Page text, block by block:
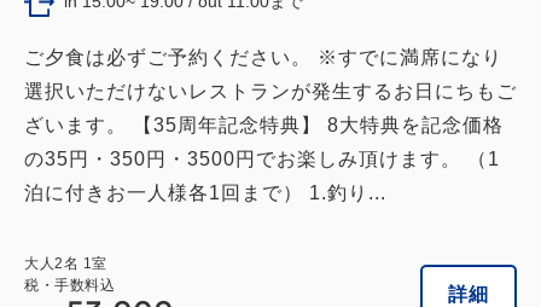
大人2名1 室
税・手数料込
合計 53,000 円~
1~8名 布団×8 Wi-Fiあり（無料）
ご夕食は必ずご予約ください。 ※すでに満席になり
選択いただけないレストランが発生するお日にちもご
ざいます。 【35周年記念特典】 8大特典を記念価格
の35円・350円・3500円でお楽しみ頂けます。 （1
泊に付きお一人様各1回まで） 1.釣り...
大人 2名 1 室
税・手数料込
詳細